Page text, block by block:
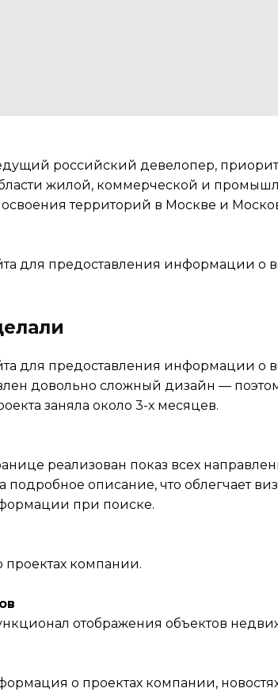
российский девелопер,
жилой, коммерческой и
территорий в Москве и
для предоставления информации о
для предоставления информации о
довольно сложный дизайн —
заняла около 3-х месяцев.
реализован показ всех
подробное описание, что облегчает
при поиске.
компании.
отображения объектов
о проектах компании,